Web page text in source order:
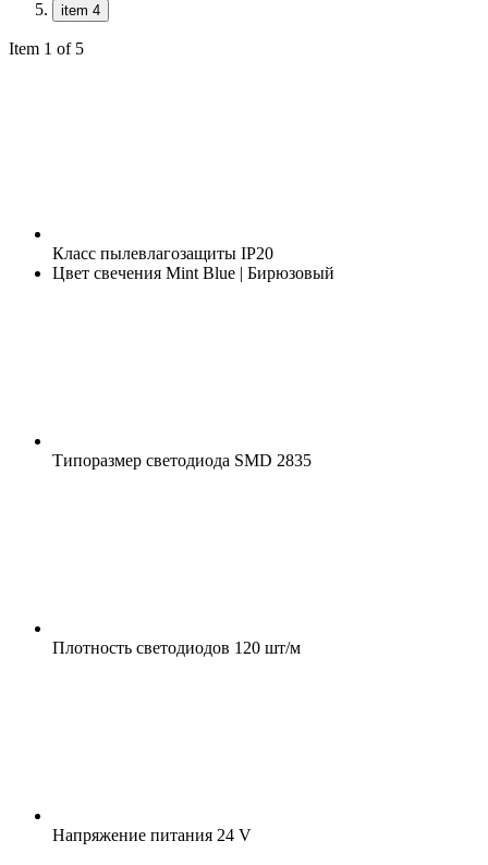
item 4
Item 1 of 5
Класс пылевлагозащиты IP20
Цвет свечения Mint Blue | Бирюзовый
Типоразмер светодиода SMD 2835
Плотность светодиодов 120 шт/м
Напряжение питания 24 V